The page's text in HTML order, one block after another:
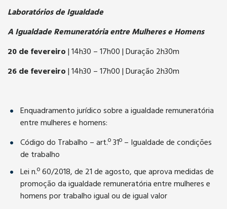
Laboratórios de Igualdade
A Igualdade Remuneratória entre Mulheres e Homens
20 de fevereiro| 14h30 – 17h00 | Duração 2h30m
26 de fevereiro| 14h30 – 17h00 | Duração 2h30m
Enquadramento jurídico sobre a igualdade remuneratória
entre mulheres e homens:
Código do Trabalho – art.º 31º – Igualdade de condições
de trabalho
Lei n.º 60/2018, de 21 de agosto, que aprova medidas de
promoção da igualdade remuneratória entre mulheres e
homens por trabalho igual ou de igual valor